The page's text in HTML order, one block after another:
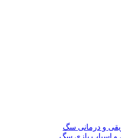
و درمانی سگ
و اسباب بازی سگ